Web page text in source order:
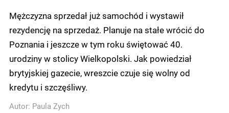
Mężczyzna sprzedał już samochód i wystawił
rezydencję na sprzedaż. Planuje na stałe wrócić do
Poznania i jeszcze w tym roku świętować 40.
urodziny w stolicy Wielkopolski. Jak powiedział
brytyjskiej gazecie, wreszcie czuje się wolny od
kredytu i szczęśliwy.
Autor: Paula Zych